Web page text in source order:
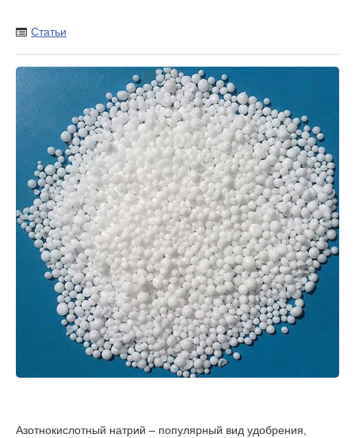
Статьи
Азотнокислотный натрий – популярный вид удобрения,